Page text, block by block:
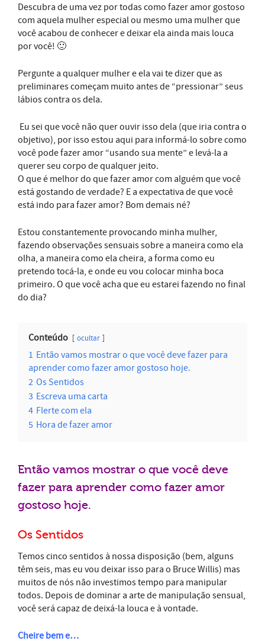
Descubra de uma vez por todas como fazer amor gostoso
com aquela mulher especial ou mesmo uma mulher que
você acabou de conhecer e deixar ela ainda mais louca
por você! 🙂
Pergunte a qualquer mulher e ela vai te dizer que as
preliminares começam muito antes de “pressionar” seus
lábios contra os dela.
Eu sei que você não quer ouvir isso dela (que iria contra o
objetivo), por isso estou aqui para informá-lo sobre como
você pode fazer amor “usando sua mente” e levá-la a
querer seu corpo de qualquer jeito.
O que é melhor do que fazer amor com alguém que você
está gostando de verdade? E a expectativa de que você
está indo para fazer amor? Bom demais né?
Estou constantemente provocando minha mulher,
fazendo observações sensuais sobre a maneira como ela
olha, a maneira como ela cheira, a forma como eu
pretendo tocá-la, e onde eu vou colocar minha boca
primeiro. O que você acha que eu estarei fazendo no final
do dia?
Conteúdo ocultar
1 Então vamos mostrar o que você deve fazer para
aprender como fazer amor gostoso hoje.
2 Os Sentidos
3 Escreva uma carta
4 Flerte com ela
5 Hora de fazer amor
Então vamos mostrar o que você deve
fazer para aprender como fazer amor
gostoso hoje.
Os Sentidos
Temos cinco sentidos à nossa disposição (bem, alguns
têm seis, mas eu vou deixar isso para o Bruce Willis) mas
muitos de nós não investimos tempo para manipular
todos. Depois de dominar a arte de manipulação sensual,
você será capaz de deixá-la louca e à vontade.
Cheire bem e…